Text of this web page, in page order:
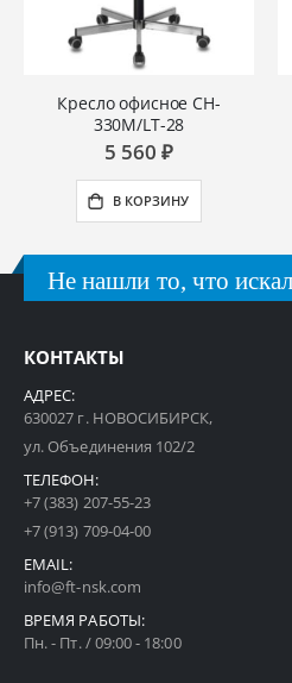
Кресло офисное CH-
330M/LT-28
5 560 ₽
В КОРЗИНУ
Не нашли то, что
КОНТАКТЫ
АДРЕС:
630027 г. НОВОСИБИРСК,
ул. Объединения 102/2
ТЕЛЕФОН:
+7 (383) 207-55-23
+7 (913) 709-04-00
EMAIL:
info@ft-nsk.com
ВРЕМЯ РАБОТЫ:
Пн. - Пт. / 09:00 - 18:00